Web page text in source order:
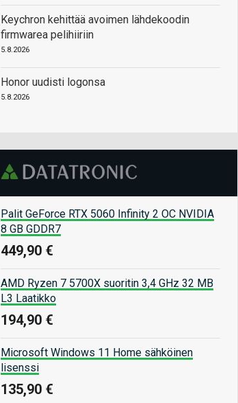
Keychron kehittää avoimen lähdekoodin
firmwarea pelihiiriin
5.8.2026
Honor uudisti logonsa
5.8.2026
Palit GeForce RTX 5060 Infinity 2 OC NVIDIA
8 GB GDDR7
449,90 €
AMD Ryzen 7 5700X suoritin 3,4 GHz 32 MB
L3 Laatikko
194,90 €
Microsoft Windows 11 Home sähköinen
lisenssi
135,90 €